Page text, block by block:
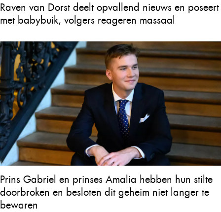
Raven van Dorst deelt opvallend nieuws en poseert
met babybuik, volgers reageren massaal
Prins Gabriel en prinses Amalia hebben hun stilte
doorbroken en besloten dit geheim niet langer te
bewaren